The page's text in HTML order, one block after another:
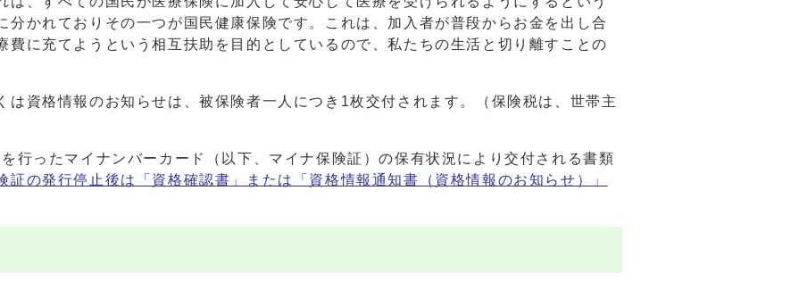
分かれておりその一つが国民健康保険です。これは、加入者が普段からお金を出し合
費に充てようという相互扶助を目的としているので、私たちの生活と切り離すことの
は資格情報のお知らせは、被保険者一人につき1枚交付されます。（保険税は、世帯主
行ったマイナンバーカード（以下、マイナ保険証）の保有状況により交付される書類
証の発行停止後は「資格確認書」または「資格情報通知書（資格情報のお知らせ）」